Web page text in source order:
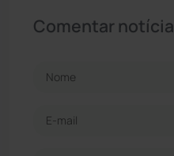
Comentar notícia